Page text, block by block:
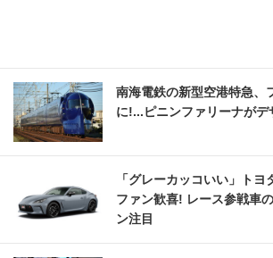
南海電鉄の新型空港特急、
に!...ピニンファリーナがデ
「グレーカッコいい」ト
ファン歓喜! レース参戦車
ン注目